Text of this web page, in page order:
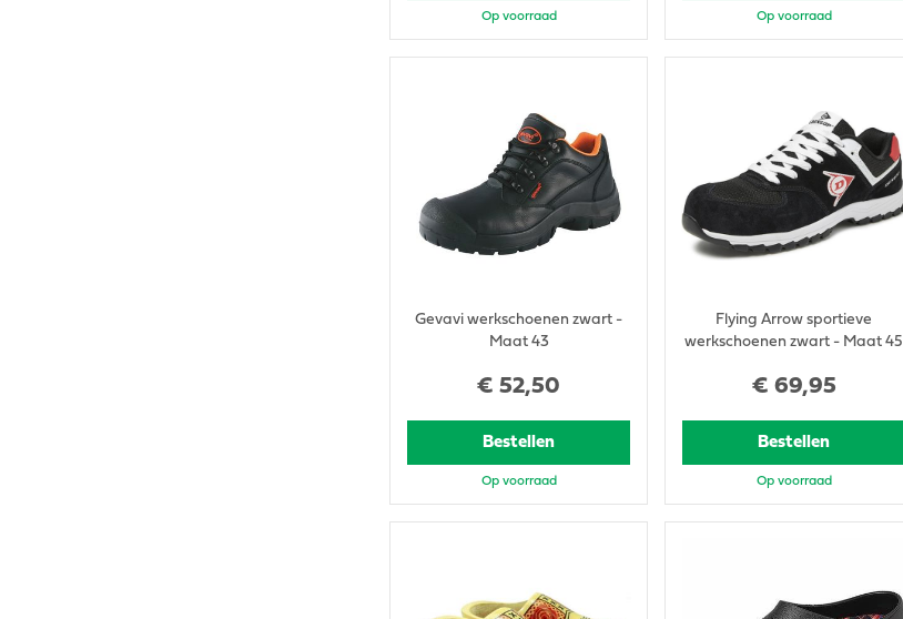
Op voorraad Op voorraad
€ 52,50
Gevavi werkschoenen zwart -
Maat 43
Bestellen
Op voorraad
€ 69,95
Flying Arrow sportieve
werkschoenen zwart - Maat 45
Bestellen
Op voorraad